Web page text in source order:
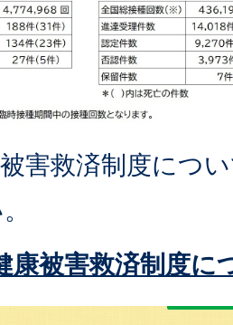
害救済制度につ
康被害救済制度に